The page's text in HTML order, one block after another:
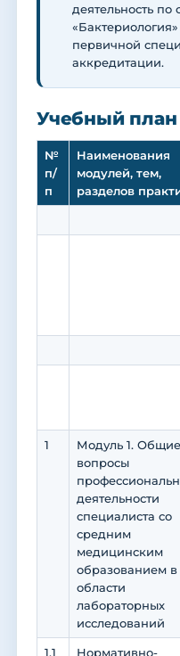
деятельность по
первичной
аккредитации.
Учебный план
№
п/
п
Наименования
модулей, тем,
разделов
1
Модуль 1. Общие
вопросы
деятельности
специалиста со
средним
медицинским
образованием в
области
лабораторных
исследований
1.1 Нормативно-